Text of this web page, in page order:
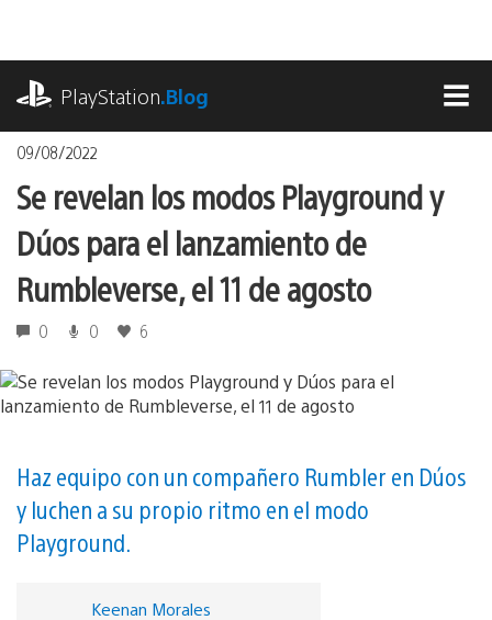
contenido
PlayStation.Blog
09/08/2022
Se revelan los modos Playground y
Dúos para el lanzamiento de
Rumbleverse, el 11 de agosto
0 0 6
Haz equipo con un compañero Rumbler en Dúos
y luchen a su propio ritmo en el modo
Playground.
Keenan Morales